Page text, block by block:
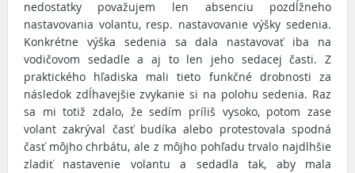
nedostatky považujem len absenciu pozdĺžneho
nastavovania volantu, resp. nastavovanie výšky sedenia.
Konkrétne výška sedenia sa dala nastavovať iba na
vodičovom sedadle a aj to len jeho sedacej časti. Z
praktického hľadiska mali tieto funkčné drobnosti za
následok zdĺhavejšie zvykanie si na polohu sedenia. Raz
sa mi totiž zdalo, že sedím príliš vysoko, potom zase
volant zakrýval časť budíka alebo protestovala spodná
časť môjho chrbátu, ale z môjho pohľadu trvalo najdlhšie
zladiť nastavenie volantu a sedadla tak, aby mala